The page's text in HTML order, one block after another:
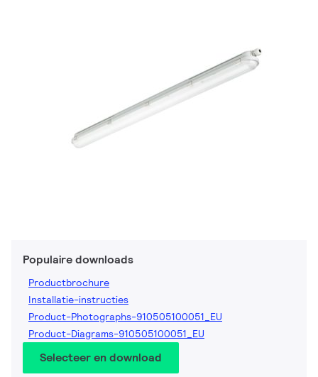
Populaire downloads
Productbrochure
Installatie-instructies
Product-Photographs-910505100051_EU
Product-Diagrams-910505100051_EU
Selecteer en download